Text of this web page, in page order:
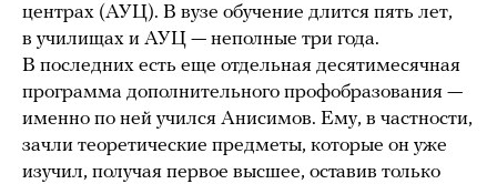
центрах (АУЦ). В вузе обучение длится пять лет,
в училищах и АУЦ — неполные три года.
В последних есть еще отдельная десятимесячная
программа дополнительного профобразования —
именно по ней учился Анисимов. Ему, в частности,
зачли теоретические предметы, которые он уже
изучил, получая первое высшее, оставив только